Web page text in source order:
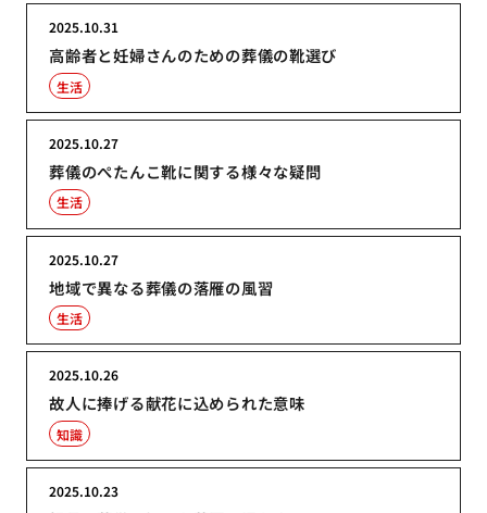
高齢者と妊婦さんのための葬儀の靴選び
2025.10.31
生活
葬儀のぺたんこ靴に関する様々な疑問
2025.10.27
生活
地域で異なる葬儀の落雁の風習
2025.10.27
生活
故人に捧げる献花に込められた意味
2025.10.26
知識
2025.10.23